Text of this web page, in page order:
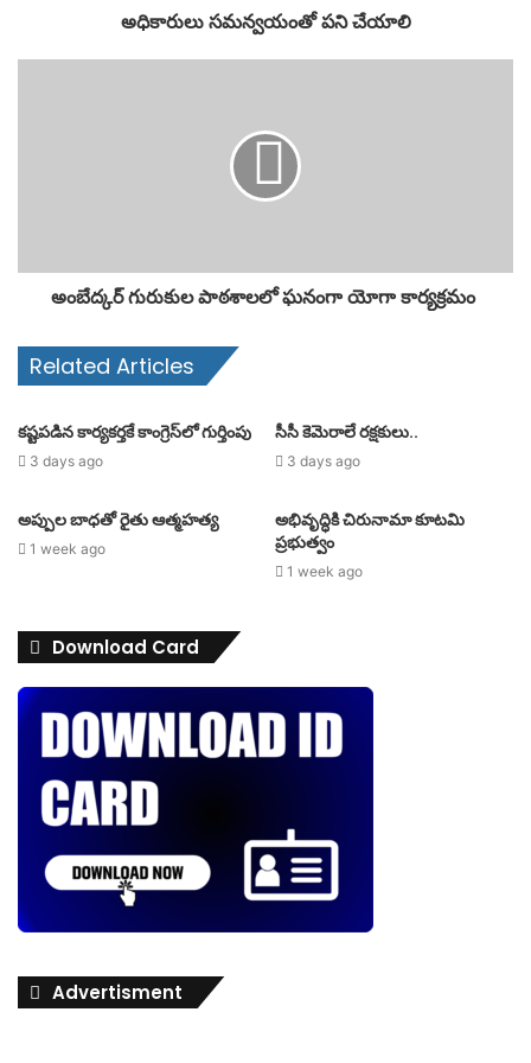
అధికారులు సమన్వయంతో పని చేయాలి
అంబేద్కర్ గురుకుల పాఠశాలలో ఘనంగా యోగా కార్యక్రమం
Related Articles
కష్టపడిన కార్యకర్తకే కాంగ్రెస్‌లో గుర్తింపు
3 days ago
సీసీ కెమెరాలే రక్షకులు..
3 days ago
అప్పుల బాధతో రైతు ఆత్మహత్య
1 week ago
అభివృద్ధికి చిరునామా కూటమి
ప్రభుత్వం
1 week ago
Download Card
Advertisment